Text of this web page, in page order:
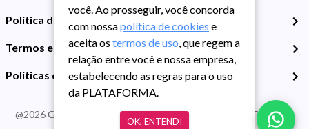
Política de Privacidade
Termos e Condições de Uso
Políticas de Cookies
@2026Guarida Imóvel. Todos os direitos reservados. CRECI RS -
você. Ao prosseguir, você concorda
com nossapolítica de cookies e
aceita os termos de uso, que regem a
relação entre você e nossa empresa,
estabelecendo as regras para o uso
da PLATAFORMA.
OK, ENTENDI